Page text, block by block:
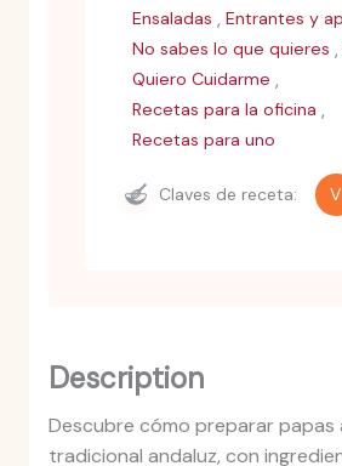
Ensaladas , Entrantes y
No sabes lo que quieres ,
Quiero Cuidarme ,
Recetas para la oficina ,
Recetas para uno
Claves de receta: V
Description
Descubre cómo preparar papas
tradicional andaluz, con